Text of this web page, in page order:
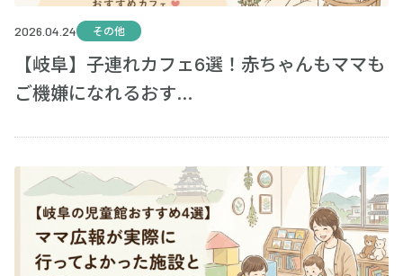
2026.04.24 その他
【岐阜】子連れカフェ6選！赤ちゃんもママも
ご機嫌になれるおす...